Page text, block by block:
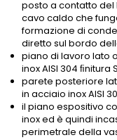
posto a contatto
cavo caldo che
formazione di
diretto sul bordo
piano di lavoro lato
inox AISI 304 ﬁnitura
parete posteriore
in acciaio inox AISI
il piano espositivo
inox ed è quindi
perimetrale della